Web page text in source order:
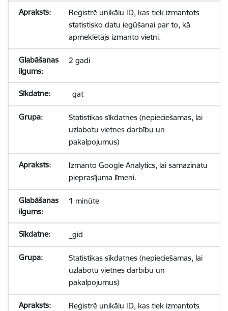
Reģistrē unikālu ID, kas tiek izmantots
statistisko datu iegūšanai par to, kā
apmeklētājs izmanto vietni.
2 gadi
_gat
Statistikas sīkdatnes (nepieciešamas, lai
uzlabotu vietnes darbību un
pakalpojumus)
Izmanto Google Analytics, lai samazinātu
pieprasījuma līmeni.
1 minūte
_gid
Statistikas sīkdatnes (nepieciešamas, lai
uzlabotu vietnes darbību un
pakalpojumus)
Reģistrē unikālu ID, kas tiek izmantots